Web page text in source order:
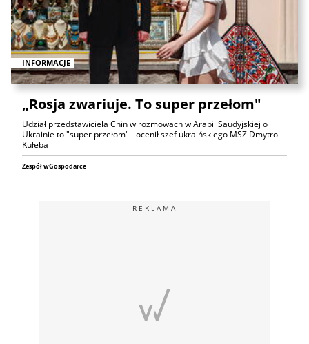
INFORMACJE
„Rosja zwariuje. To super przełom"
Udział przedstawiciela Chin w rozmowach w Arabii Saudyjskiej o
Ukrainie to "super przełom" - ocenił szef ukraińskiego MSZ Dmytro
Kułeba
Zespół wGospodarce
REKLAMA